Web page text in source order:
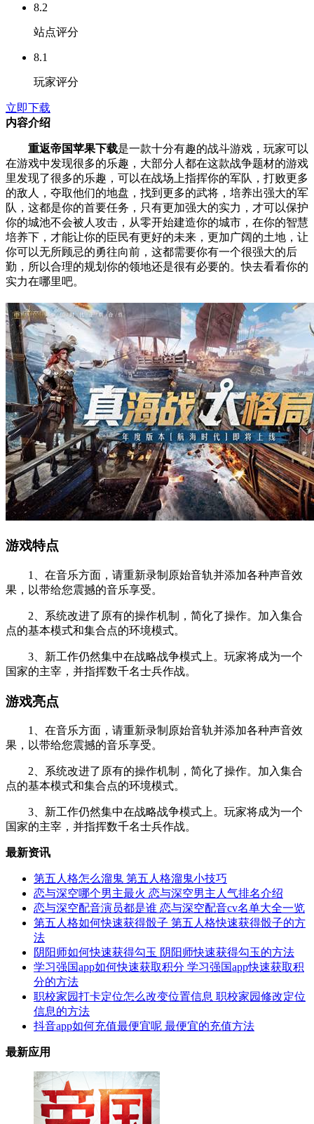
8.2
站点评分
8.1
玩家评分
立即下载
内容介绍
重返帝国苹果下载是一款十分有趣的战斗游戏，玩家可以
在游戏中发现很多的乐趣，大部分人都在这款战争题材的游戏
里发现了很多的乐趣，可以在战场上指挥你的军队，打败更多
的敌人，夺取他们的地盘，找到更多的武将，培养出强大的军
队，这都是你的首要任务，只有更加强大的实力，才可以保护
你的城池不会被人攻击，从零开始建造你的城市，在你的智慧
培养下，才能让你的臣民有更好的未来，更加广阔的土地，让
你可以无所顾忌的勇往向前，这都需要你有一个很强大的后
勤，所以合理的规划你的领地还是很有必要的。快去看看你的
实力在哪里吧。
游戏特点
1、在音乐方面，请重新录制原始音轨并添加各种声音效
果，以带给您震撼的音乐享受。
2、系统改进了原有的操作机制，简化了操作。加入集合
点的基本模式和集合点的环境模式。
3、新工作仍然集中在战略战争模式上。玩家将成为一个
国家的主宰，并指挥数千名士兵作战。
游戏亮点
1、在音乐方面，请重新录制原始音轨并添加各种声音效
果，以带给您震撼的音乐享受。
2、系统改进了原有的操作机制，简化了操作。加入集合
点的基本模式和集合点的环境模式。
3、新工作仍然集中在战略战争模式上。玩家将成为一个
国家的主宰，并指挥数千名士兵作战。
最新资讯
第五人格怎么溜鬼 第五人格溜鬼小技巧
恋与深空哪个男主最火 恋与深空男主人气排名介绍
恋与深空配音演员都是谁 恋与深空配音cv名单大全一览
第五人格如何快速获得骰子 第五人格快速获得骰子的方
法
阴阳师如何快速获得勾玉 阴阳师快速获得勾玉的方法
学习强国app如何快速获取积分 学习强国app快速获取积
分的方法
职校家园打卡定位怎么改变位置信息 职校家园修改定位
信息的方法
抖音app如何充值最便宜呢 最便宜的充值方法
最新应用